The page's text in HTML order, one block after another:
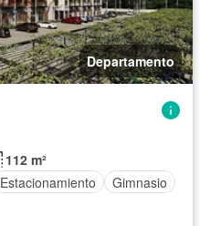
Departamento
112 m²
Estacionamiento
Gimnasio